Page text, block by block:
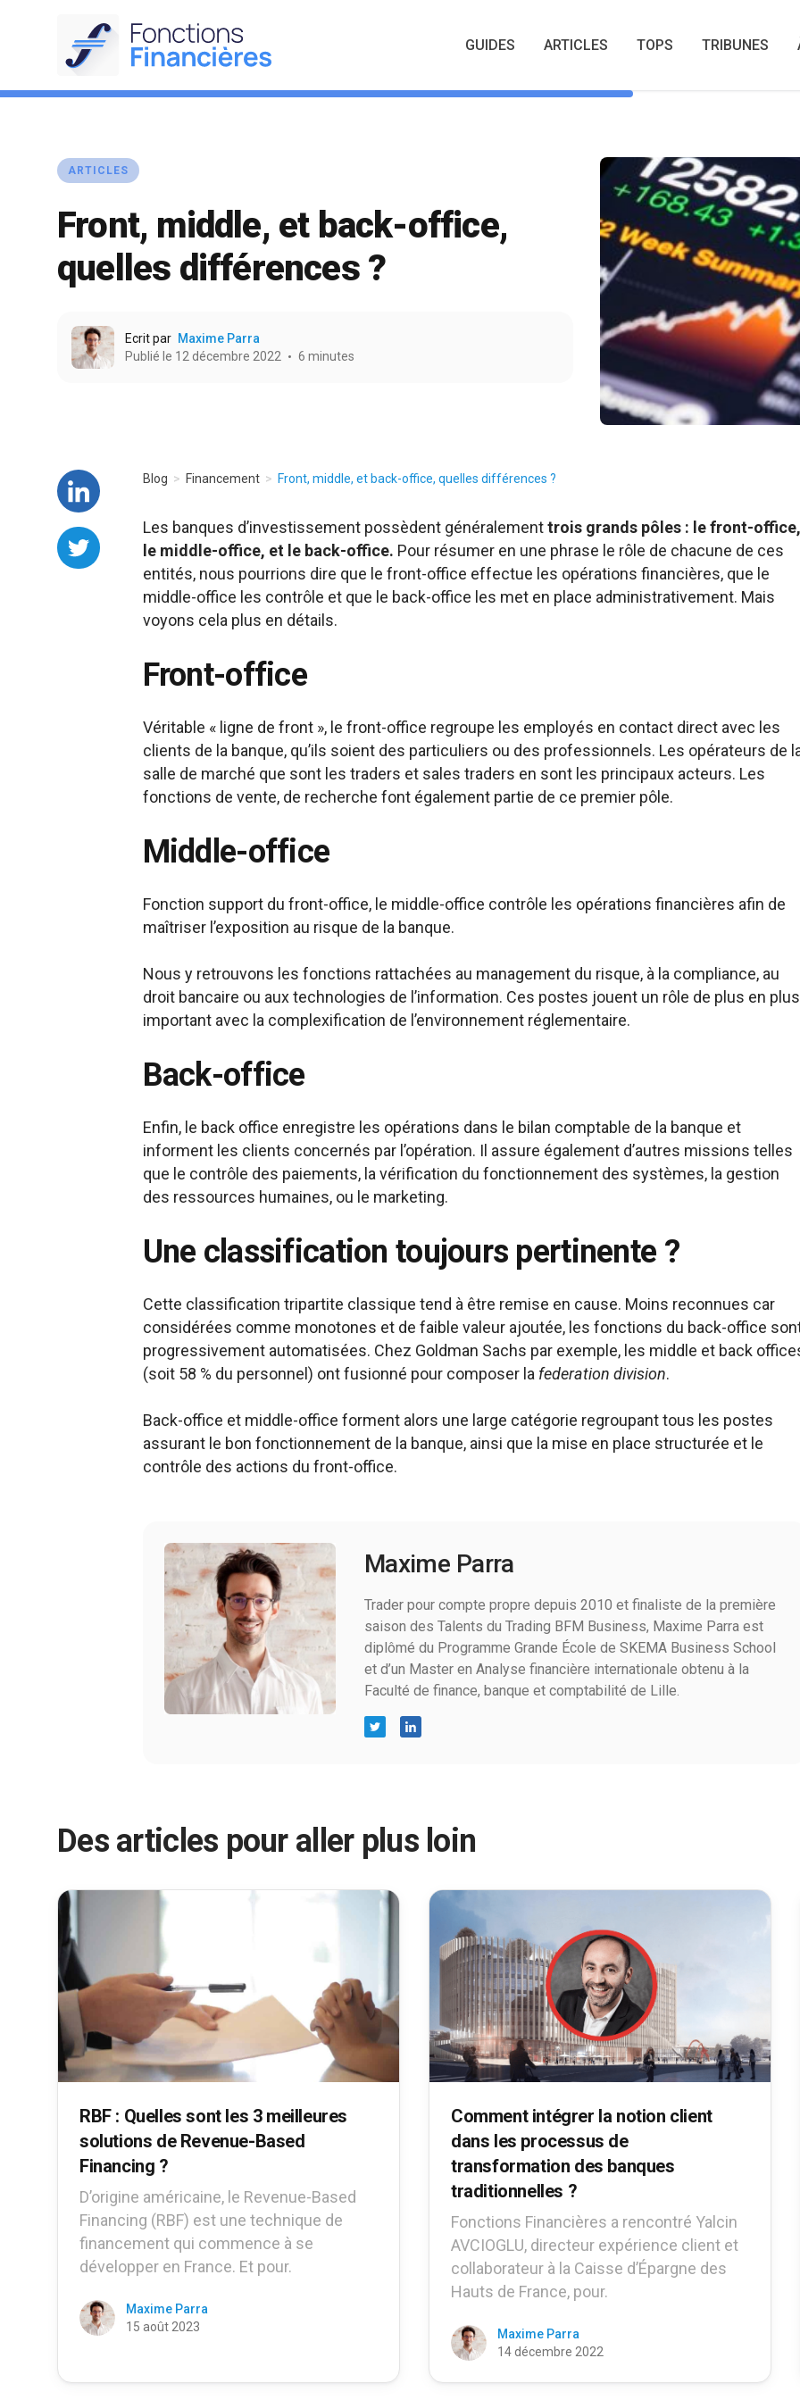
GUIDES ARTICLES TOPS TRIBUNES
ARTICLES
Front, middle, et back-office,
quelles différences ?
Ecrit par Maxime Parra
Publié le 12 décembre 2022
6 minutes
Blog Financement Front, middle, et back-office, quelles différences ?
Les banques d’investissement possèdent généralementtrois grands pôles : le front-office,
le middle-office, et le back-office. Pour résumer en une phrase le rôle de chacune de ces
entités, nous pourrions dire que le front-office effectue les opérations financières, que le
middle-office les contrôle et que le back-office les met en place administrativement. Mais
voyons cela plus en détails.
Front-office
Véritable « ligne de front », le front-office regroupe les employés en contact direct avec les
clients de la banque, qu’ils soient des particuliers ou des professionnels. Les opérateurs de
salle de marché que sont les traders et sales traders en sont les principaux acteurs. Les
fonctions de vente, de recherche font également partie de ce premier pôle.
Middle-office
Fonction support du front-office, le middle-office contrôle les opérations financières afin de
maîtriser l’exposition au risque de la banque.
Nous y retrouvons les fonctions rattachées au management du risque, à la compliance, au
droit bancaire ou aux technologies de l’information. Ces postes jouent un rôle de plus en plus
important avec la complexification de l’environnement réglementaire.
Back-office
Enfin, le back office enregistre les opérations dans le bilan comptable de la banque et
informent les clients concernés par l’opération. Il assure également d’autres missions telles
que le contrôle des paiements, la vérification du fonctionnement des systèmes, la gestion
des ressources humaines, ou le marketing.
Une classification toujours pertinente ?
Cette classification tripartite classique tend à être remise en cause. Moins reconnues car
considérées comme monotones et de faible valeur ajoutée, les fonctions du back-office
progressivement automatisées. Chez Goldman Sachs par exemple, les middle et back
(soit 58 % du personnel) ont fusionné pour composer la federation division.
Back-office et middle-office forment alors une large catégorie regroupant tous les postes
assurant le bon fonctionnement de la banque, ainsi que la mise en place structurée et le
contrôle des actions du front-office.
Maxime Parra
Trader pour compte propre depuis 2010 et finaliste de la première
saison des Talents du Trading BFM Business, Maxime Parra est
diplômé du Programme Grande École de SKEMA Business School
et d’un Master en Analyse financière internationale obtenu à la
Faculté de finance, banque et comptabilité de Lille.
Des articles pour aller plus loin
RBF : Quelles sont les 3 meilleures
solutions de Revenue-Based
Financing ?
D’origine américaine, le Revenue-Based
Financing (RBF) est une technique de
financement qui commence à se
développer en France. Et pour.
Maxime Parra
15 août 2023
Comment intégrer la notion client
dans les processus de
transformation des banques
traditionnelles ?
Fonctions Financières a rencontré Yalcin
AVCIOGLU, directeur expérience client et
collaborateur à la Caisse d’Épargne des
Hauts de France, pour.
Maxime Parra
14 décembre 2022